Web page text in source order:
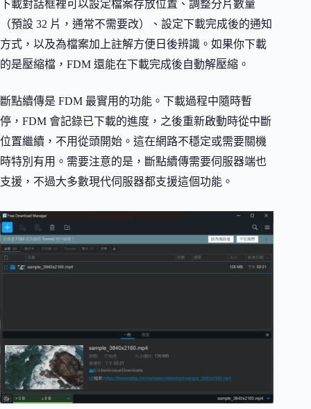
下載對話框裡可以設定檔案存放位置、調整分片數量
（預設 32 片，通常不需要改）、設定下載完成後的通知
方式，以及為檔案加上註解方便日後辨識。如果你下載
的是壓縮檔，FDM 還能在下載完成後自動解壓縮。
斷點續傳是 FDM 最實用的功能。下載過程中隨時暫
停，FDM 會記錄已下載的進度，之後重新啟動時從中斷
位置繼續，不用從頭開始。這在網路不穩定或需要關機
時特別有用。需要注意的是，斷點續傳需要伺服器端也
支援，不過大多數現代伺服器都支援這個功能。